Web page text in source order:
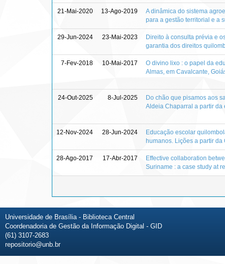
21-Mai-2020 13-Ago-2019
A dinâmica do sistema
para a gestão territorial e a
29-Jun-2024 23-Mai-2023
Direito à consulta prévia e
garantia dos direitos
7-Fev-2018 10-Mai-2017
O divino lixo : o papel da
Almas, em Cavalcante,
24-Out-2025 8-Jul-2025
Do chão que pisamos aos
Aldeia Chaparral a partir da
12-Nov-2024 28-Jun-2024
Educação escolar
humanos. Lições a partir
28-Ago-2017 17-Abr-2017
Effective collaboration
Suriname : a case study at
Universidade de Brasília - Biblioteca Central
Coordenadoria de Gestão da Informação Digital - GID
(61) 3107-2683
repositorio@unb.br